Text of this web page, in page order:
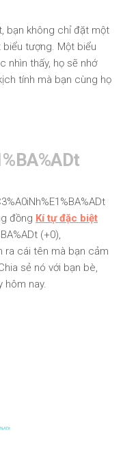
bạn không chỉ đặt một
tượng. Một biểu
nhìn thấy, họ sẽ nhớ
tính mà bạn cùng họ
đồng Kí tự đặc biệt
(+0),
ra cái tên mà bạn cảm
sẻ nó với bạn bè,
hôm nay.